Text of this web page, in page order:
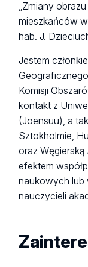
„Zmiany
mieszkańców
hab. J.
Jestem
Komisji
kontakt z
(Joensuu), a
Sztokholmie,
oraz Węgierską
efektem
naukowych lub
nauczycieli